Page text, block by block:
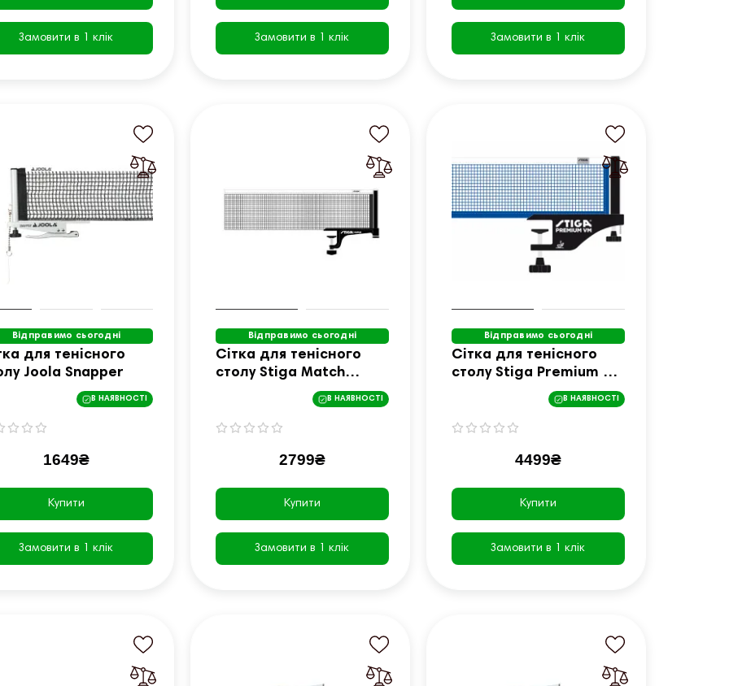
Замовити в 1 клік Замовити в 1 клік Замовити в 1 клік
Відправимо сьогодні
для тенісного
Joola Snapper
В НАЯВНОСТІ
1649₴
Купити
Замовити в 1 клік
Відправимо сьогодні
Сітка для тенісного
столу Stiga Match
В НАЯВНОСТІ
2799₴
Купити
Замовити в 1 клік
Відправимо сьогодні
Сітка для тенісного
столу Stiga Premium VM
В НАЯВНОСТІ
4499₴
Купити
Замовити в 1 клік